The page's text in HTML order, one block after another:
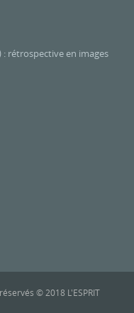
: rétrospective en images
© 2018 L'ESPRIT